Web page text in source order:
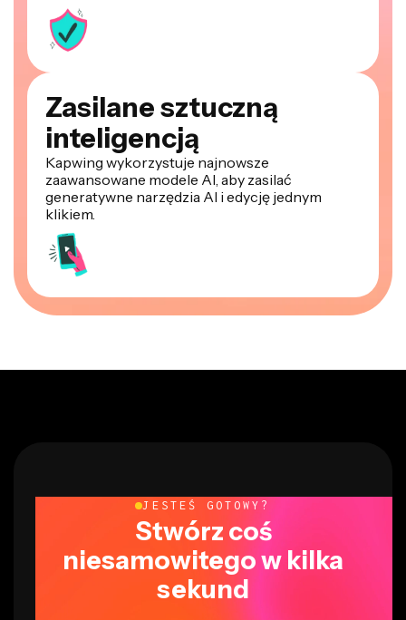
Zasilane sztuczną
inteligencją
Kapwing wykorzystuje najnowsze
zaawansowane modele AI, aby zasilać
generatywne narzędzia AI i edycję jednym
klikiem.
JESTEŚ GOTOWY?
Stwórz coś
niesamowitego w kilka
sekund